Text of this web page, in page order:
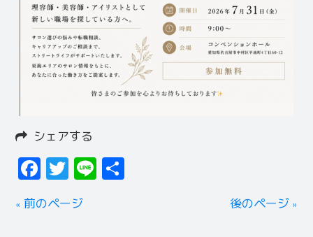
シェアする
Facebook
Twitter
Line
« 前のページ 後のページ »